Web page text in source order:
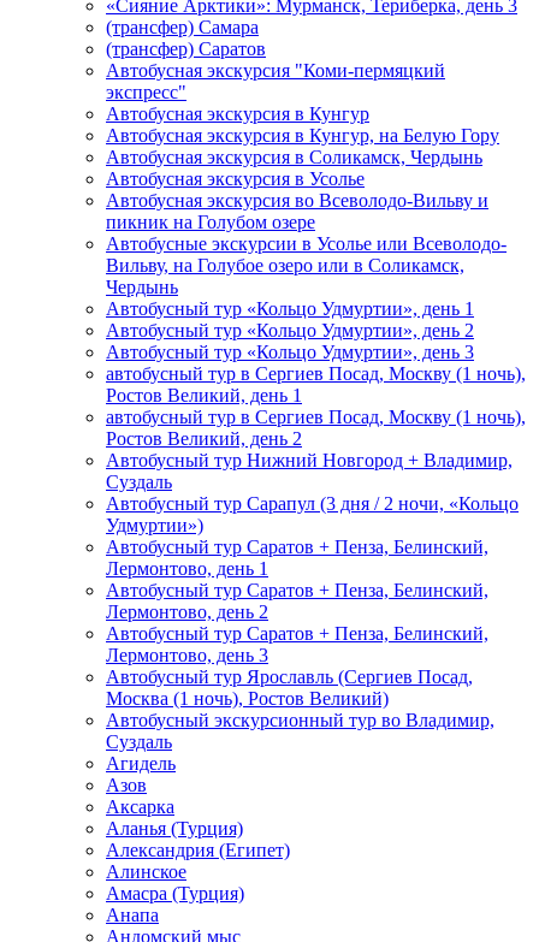
«Сияние Арктики»: Мурманск, Териберка, день 3
(трансфер) Самара
(трансфер) Саратов
Автобусная экскурсия "Коми-пермяцкий
экспресс"
Автобусная экскурсия в Кунгур
Автобусная экскурсия в Кунгур, на Белую Гору
Автобусная экскурсия в Соликамск, Чердынь
Автобусная экскурсия в Усолье
Автобусная экскурсия во Всеволодо-Вильву и
пикник на Голубом озере
Автобусные экскурсии в Усолье или Всеволодо-
Вильву, на Голубое озеро или в Соликамск,
Чердынь
Автобусный тур «Кольцо Удмуртии», день 1
Автобусный тур «Кольцо Удмуртии», день 2
Автобусный тур «Кольцо Удмуртии», день 3
автобусный тур в Сергиев Посад, Москву (1 ночь),
Ростов Великий, день 1
автобусный тур в Сергиев Посад, Москву (1 ночь),
Ростов Великий, день 2
Автобусный тур Нижний Новгород + Владимир,
Суздаль
Автобусный тур Сарапул (3 дня / 2 ночи, «Кольцо
Удмуртии»)
Автобусный тур Саратов + Пенза, Белинский,
Лермонтово, день 1
Автобусный тур Саратов + Пенза, Белинский,
Лермонтово, день 2
Автобусный тур Саратов + Пенза, Белинский,
Лермонтово, день 3
Автобусный тур Ярославль (Сергиев Посад,
Москва (1 ночь), Ростов Великий)
Автобусный экскурсионный тур во Владимир,
Суздаль
Агидель
Азов
Аксарка
Аланья (Турция)
Александрия (Египет)
Алинское
Амасра (Турция)
Анапа
Андомский мыс